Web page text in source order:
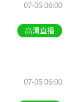
07-05 06:00
高清直播
07-05 06:00